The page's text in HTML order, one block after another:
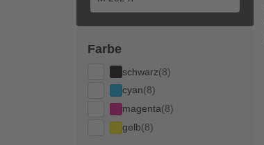
Farbe
schwarz(8)
cyan(8)
magenta(8)
gelb(8)